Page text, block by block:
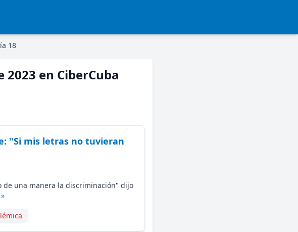
18
en CiberCuba
"Si mis letras no tuvieran
de una manera la discriminación" dijo